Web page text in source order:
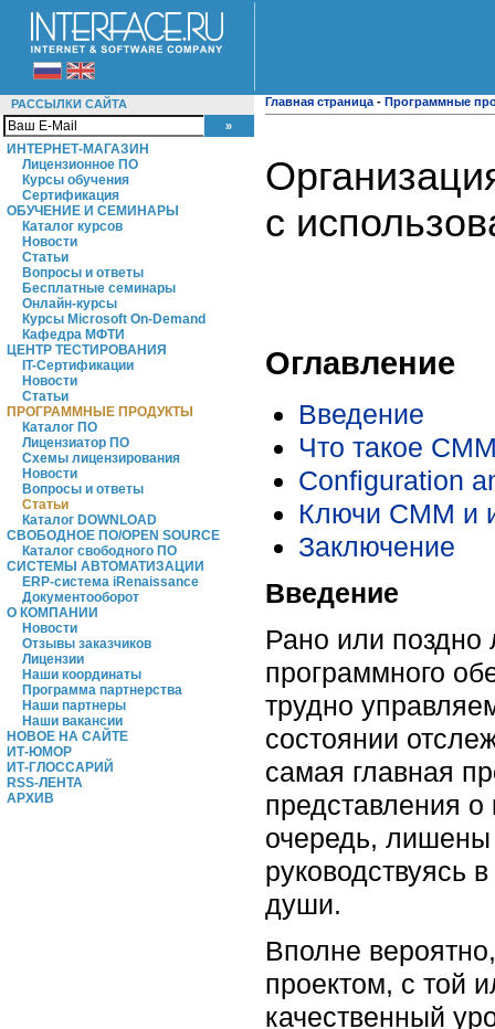
РАССЫЛКИ САЙТА
ИНТЕРНЕТ-МАГАЗИН
Лицензионное ПО
Курсы обучения
Сертификация
ОБУЧЕНИЕ И СЕМИНАРЫ
Каталог курсов
Новости
Статьи
Вопросы и ответы
Бесплатные семинары
Онлайн-курсы
Курсы Microsoft On-Demand
Кафедра МФТИ
ЦЕНТР ТЕСТИРОВАНИЯ
IT-Сертификации
Новости
Статьи
ПРОГРАММНЫЕ ПРОДУКТЫ
Каталог ПО
Лицензиатор ПО
Схемы лицензирования
Новости
Вопросы и ответы
Статьи
Каталог DOWNLOAD
СВОБОДНОЕ ПО/OPEN SOURCE
Каталог свободного ПО
СИСТЕМЫ АВТОМАТИЗАЦИИ
ERP-система iRenaissance
Документооборот
О КОМПАНИИ
Новости
Отзывы заказчиков
Лицензии
Наши координаты
Программа партнерства
Наши партнеры
Наши вакансии
НОВОЕ НА САЙТЕ
ИТ-ЮМОР
ИТ-ГЛОССАРИЙ
RSS-ЛЕНТА
АРХИВ
Главная страница - Программные
с
Оглавление
Введение
Что такое
Configuration
Ключи CMM и
Заключение
Введение
Рано или поздно
программного
трудно
состоянии
самая главная
представления
очередь, лишены
руководствуясь
души.
Вполне
проектом, с той
качественный